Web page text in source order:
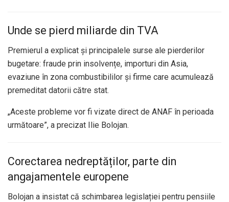
Unde se pierd miliarde din TVA
Premierul a explicat și principalele surse ale pierderilor
bugetare: fraude prin insolvențe, importuri din Asia,
evaziune în zona combustibililor și firme care acumulează
premeditat datorii către stat.
„Aceste probleme vor fi vizate direct de ANAF în perioada
următoare”, a precizat Ilie Bolojan.
Corectarea nedreptăților, parte din
angajamentele europene
Bolojan a insistat că schimbarea legislației pentru pensiile